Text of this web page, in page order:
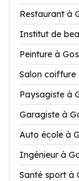
Restaurant à
Institut de
Peinture à
Salon coiffure
Paysagiste à
Garagiste à
Auto école à
Ingénieur à
Santé sport à